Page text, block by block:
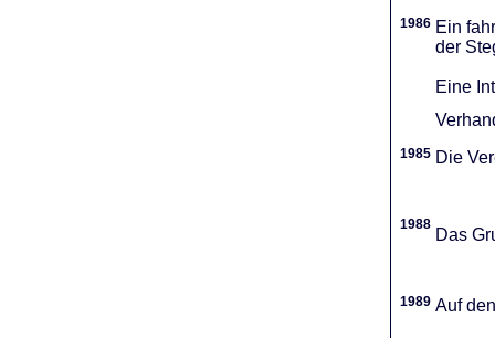
1986 Ein
der
Eine
1985 Die
1988
Das
1989 Auf